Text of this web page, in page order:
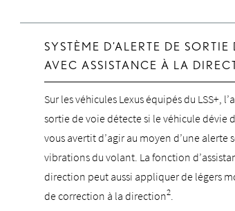
SYSTÈME D’ALERTE DE SORTIE
AVEC ASSISTANCE À LA
Sur les véhicules Lexus équipés du LSS+,
sortie de voie détecte si le véhicule dévie
vous avertit d’agir au moyen d’une alerte
vibrations du volant. La fonction
direction peut aussi appliquer de légers
de correction à la direction2